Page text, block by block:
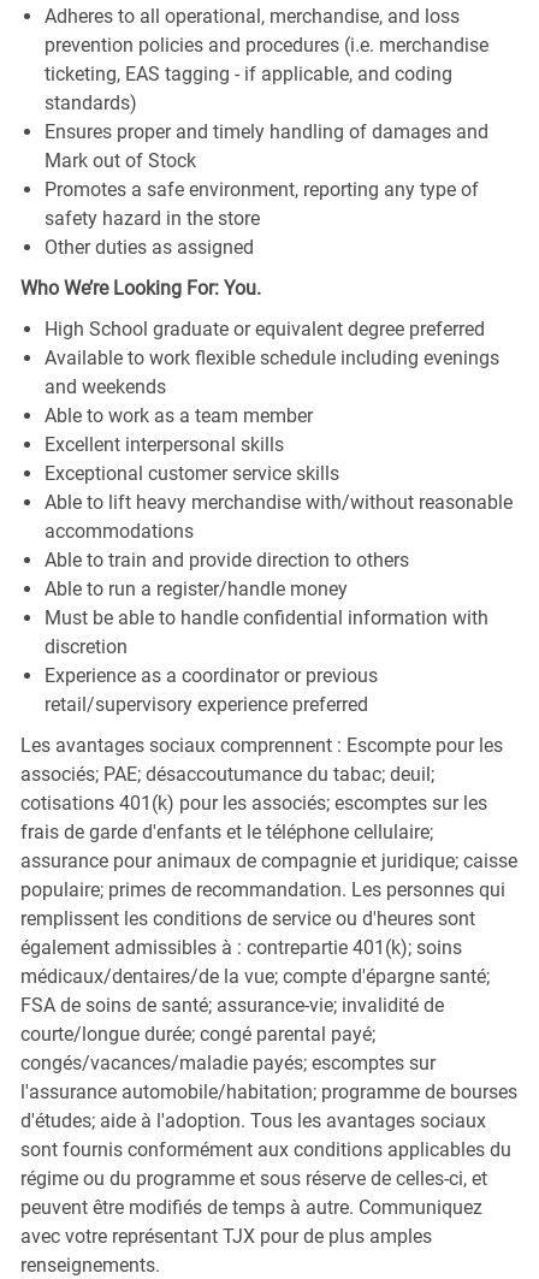
Adheres to all operational, merchandise, and loss
prevention policies and procedures (i.e. merchandise
ticketing, EAS tagging - if applicable, and coding
standards)
Ensures proper and timely handling of damages and
Mark out of Stock
Promotes a safe environment, reporting any type of
safety hazard in the store
Other duties as assigned
Who We’re Looking For: You.
High School graduate or equivalent degree preferred
Available to work flexible schedule including evenings
and weekends
Able to work as a team member
Excellent interpersonal skills
Exceptional customer service skills
Able to lift heavy merchandise with/without reasonable
accommodations
Able to train and provide direction to others
Able to run a register/handle money
Must be able to handle confidential information with
discretion
Experience as a coordinator or previous
retail/supervisory experience preferred
Les avantages sociaux comprennent : Escompte pour les
associés; PAE; désaccoutumance du tabac; deuil;
cotisations 401(k) pour les associés; escomptes sur les
frais de garde d'enfants et le téléphone cellulaire;
assurance pour animaux de compagnie et juridique; caisse
populaire; primes de recommandation. Les personnes qui
remplissent les conditions de service ou d'heures sont
également admissibles à : contrepartie 401(k); soins
médicaux/dentaires/de la vue; compte d'épargne santé;
FSA de soins de santé; assurance-vie; invalidité de
courte/longue durée; congé parental payé;
congés/vacances/maladie payés; escomptes sur
l'assurance automobile/habitation; programme de bourses
d'études; aide à l'adoption. Tous les avantages sociaux
sont fournis conformément aux conditions applicables du
régime ou du programme et sous réserve de celles-ci, et
peuvent être modifiés de temps à autre. Communiquez
avec votre représentant TJX pour de plus amples
renseignements.